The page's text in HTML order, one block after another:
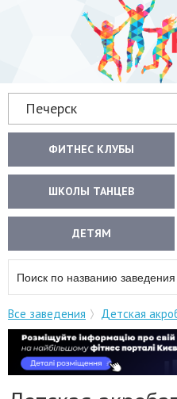
Печерск
ФИТНЕС КЛУБЫ
ШКОЛЫ ТАНЦЕВ
ДЕТЯМ
Все заведения Детская